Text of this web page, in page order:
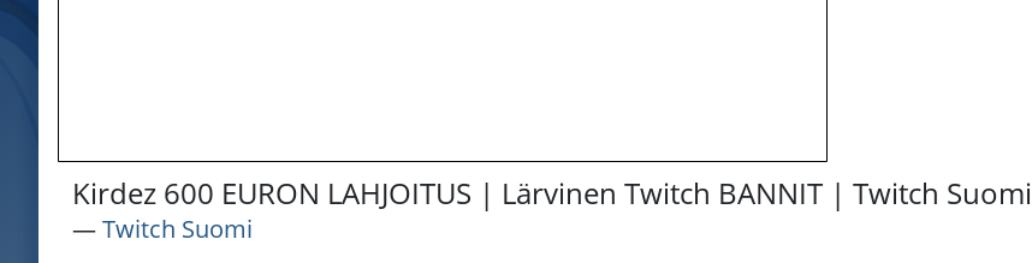
Kirdez 600 EURON LAHJOITUS | Lärvinen Twitch BANNIT | Twitch Suomi
―Twitch Suomi